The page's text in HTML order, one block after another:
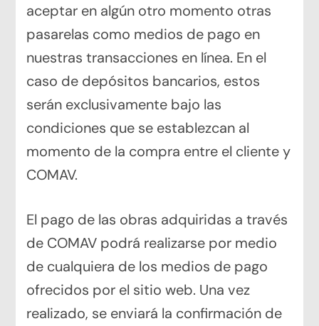
aceptar en algún otro momento otras
pasarelas como medios de pago en
nuestras transacciones en línea. En el
caso de depósitos bancarios, estos
serán exclusivamente bajo las
condiciones que se establezcan al
momento de la compra entre el cliente y
COMAV.
El pago de las obras adquiridas a través
de COMAV podrá realizarse por medio
de cualquiera de los medios de pago
ofrecidos por el sitio web. Una vez
realizado, se enviará la confirmación de